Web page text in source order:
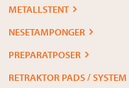
METALLSTENT
NESETAMPONGER
PREPARATPOSER
RETRAKTOR PADS / SYSTEM